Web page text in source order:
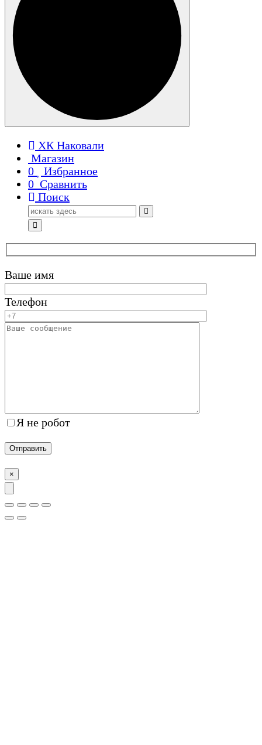
ХК Наковали
Магазин
0
Избранное
0 Сравнить
Поиск
Поиск
для:
Ваше имя
Телефон
Я не робот
×